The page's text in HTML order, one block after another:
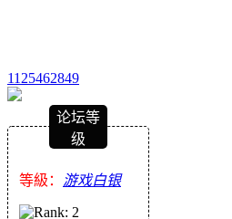
1125462849
论坛等
级
等級： 游戏白银